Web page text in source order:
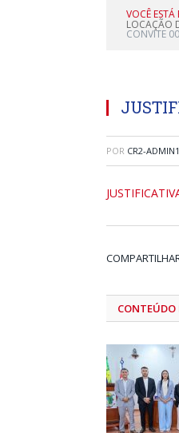
VOCÊ ESTÁ
LOCAÇÃO
CONVITE
POR CR2-ADMIN1
CONTEÚDO